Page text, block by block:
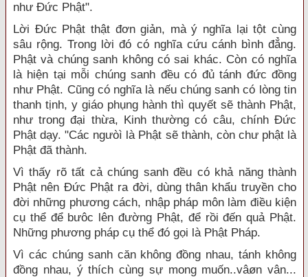
như Đức Phật".
Lời Đức Phật thật đơn giản, mà ý nghĩa lại tột cùng
sâu rộng. Trong lời đó có nghĩa cứu cánh bình đẳng.
Phật và chúng sanh không có sai khác. Còn có nghĩa
là hiện tại mỗi chúng sanh đều có đủ tánh đức đồng
như Phật. Cũng có nghĩa là nếu chúng sanh có lòng tin
thanh tịnh, y giáo phụng hành thì quyết sẽ thành Phật,
như trong đại thừa, Kinh thường có câu, chính Đức
Phật dạy. "Các ngưòì là Phật sẽ thành, còn chư phật là
Phật đã thành.
Vì thấy rõ tất cả chúng sanh đều có khả năng thành
Phật nên Đức Phật ra đời, dùng thân khẩu truyền cho
đời những phương cách, nhập pháp môn làm điều kiện
cụ thể để bưôc lên đường Phật, để rồi đến quả Phật.
Những phương pháp cụ thể đó gọi là Phật Pháp.
Vì các chúng sanh căn không đồng nhau, tánh không
đồng nhau, ý thích cùng sự mong muốn..vâøn vân...